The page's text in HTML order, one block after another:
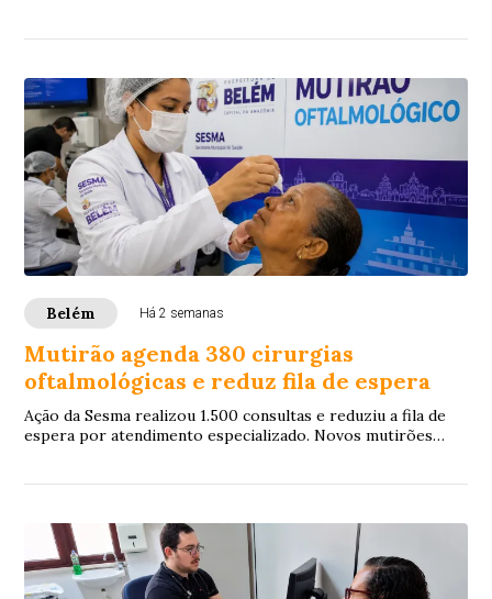
Belém Há 2 semanas
Mutirão agenda 380 cirurgias
oftalmológicas e reduz fila de espera
Ação da Sesma realizou 1.500 consultas e reduziu a fila de
espera por atendimento especializado. Novos mutirões